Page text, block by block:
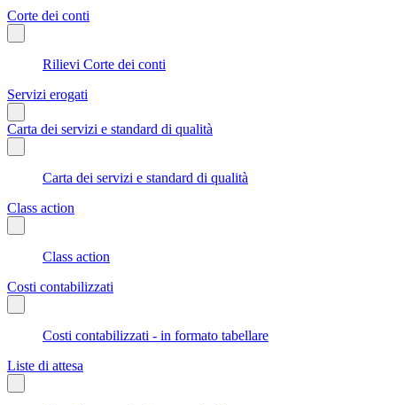
Corte dei conti
Rilievi Corte dei conti
Servizi erogati
Carta dei servizi e standard di qualità
Carta dei servizi e standard di qualità
Class action
Class action
Costi contabilizzati
Costi contabilizzati - in formato tabellare
Liste di attesa